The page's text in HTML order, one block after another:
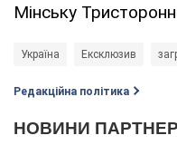
Мінську
Україна Ексклюзив
Редакційна політика